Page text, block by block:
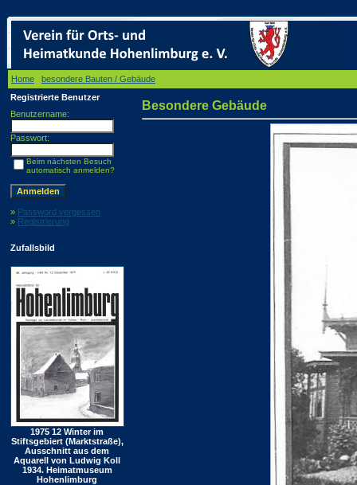
Home besondere Bauten / Gebäude
Registrierte Benutzer
Benutzername:
Passwort:
Beim nächsten Besuch
automatisch anmelden?
» Password vergessen
» Registrierung
Zufallsbild
1975 12 Winter im
Stiftsgebiert (Marktstraße),
Ausschnitt aus dem
Aquarell von Ludwig Koll
1934. Heimatmuseum
Hohenlimburg
Besondere Gebäude